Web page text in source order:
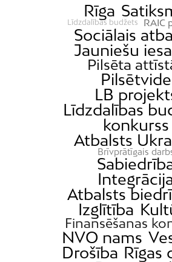
Rīga
Līdzdalības budžets RAIC
Sociālais
Jauniešu
Pilsēta
Pilsētvide
LB
Līdzdalības
konkurss
Atbalsts
Brīvprātīgais
Atbalsts
Izglītība
Finansēšanas
NVO nams
Drošība Rīgas